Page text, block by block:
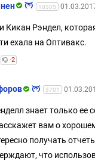
10305
Кикан Рэндел,
ехала на Оптивакс.
-2
3701
знает только ее
вам о
получать
что